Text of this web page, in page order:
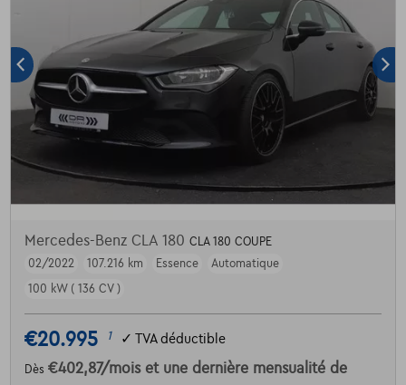
Mercedes-Benz CLA 180 CLA 180 COUPE
02/2022
107.216 km Essence
Automatique
100 kW ( 136 CV )
€20.995 1 ✓ TVA déductible
Dès €402,87/mois et une dernière mensualité de